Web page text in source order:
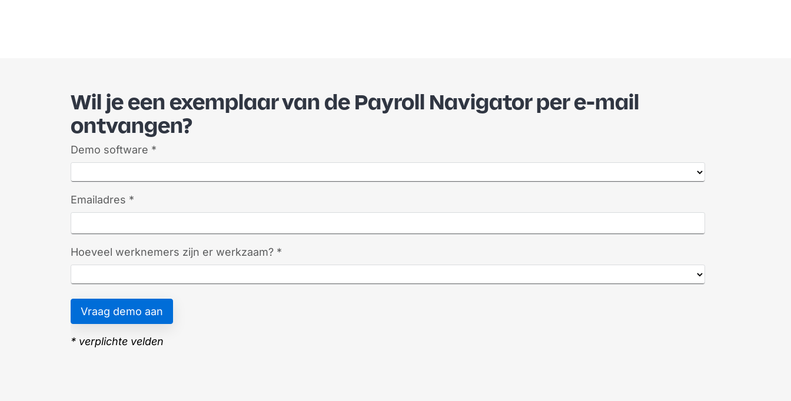
Wil je een exemplaar van de Payroll Navigator per e-mail
ontvangen?